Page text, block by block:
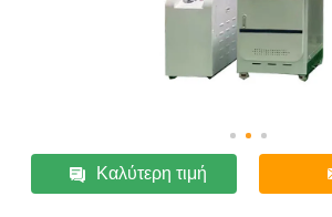
Καλύτερη τιμή